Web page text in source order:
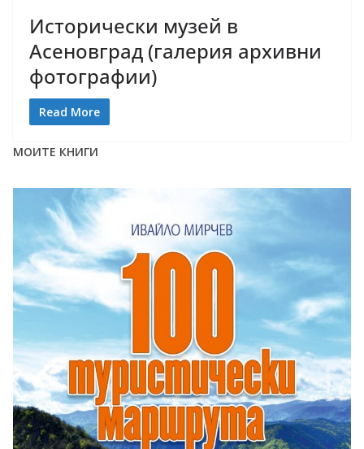
Исторически музей в
Асеновград (галерия архивни
фотографии)
Read More
МОИТЕ КНИГИ